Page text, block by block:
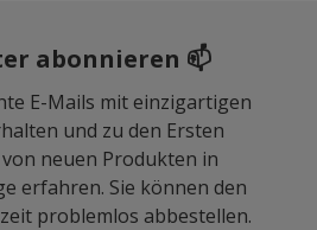
abonnieren 📫
E-Mails mit einzigartigen
und zu den Ersten
neuen Produkten in
erfahren. Sie können den
problemlos abbestellen.